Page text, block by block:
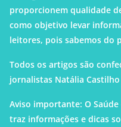
proporcionem qualidade
como objetivo levar
leitores, pois sabemos do
Todos os artigos são
jornalistas Natália
Aviso importante: O
traz informações e dicas